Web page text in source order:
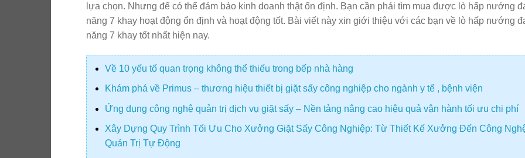
lựa chọn. Nhưng để có thể đảm bảo kinh doanh thật ổn định. Bạn cần phải tìm mua được lò hấp nướng
năng 7 khay hoạt động ổn định và hoạt động tốt. Bài viết này xin giới thiệu với các bạn về lò hấp nướng
năng 7 khay tốt nhất hiện nay.
Về 10 yếu tố quan trọng không thể thiếu trong bếp nhà hàng
Khám phá về Primus – thương hiệu thiết bị giặt sấy công nghiệp cho ngành y tế , bệnh viện
Ứng dụng công nghệ quản trị dịch vụ giặt sấy – Nền tảng nâng cao hiệu quả vận hành tối ưu chi phí
Xây Dựng Quy Trình Tối Ưu Cho Xưởng Giặt Sấy Công Nghiệp: Từ Thiết Kế Xưởng Đến Công
Quản Trị Tự Động